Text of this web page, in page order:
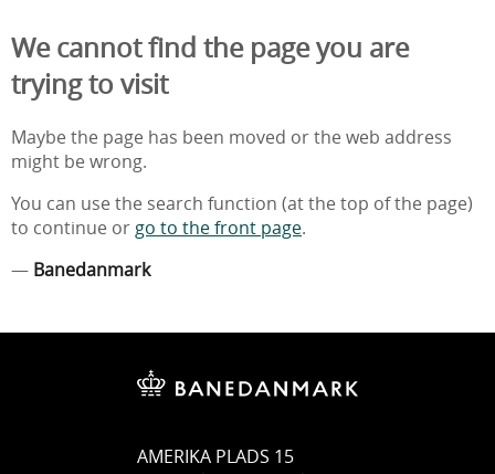
We cannot find the page you are
trying to visit
Maybe the page has been moved or the web address
might be wrong.
You can use the search function (at the top of the page)
to continue or go to the front page.
— Banedanmark
AMERIKA PLADS 15